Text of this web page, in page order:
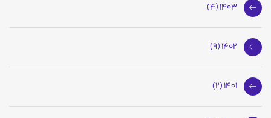
1403 (4)
1402 (9)
1401 (2)